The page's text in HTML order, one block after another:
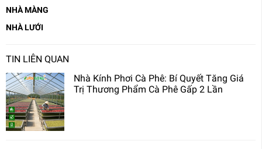
NHÀ MÀNG
NHÀ LƯỚI
TIN LIÊN QUAN
Nhà Kính Phơi Cà Phê: Bí Quyết Tăng Giá
Trị Thương Phẩm Cà Phê Gấp 2 Lần